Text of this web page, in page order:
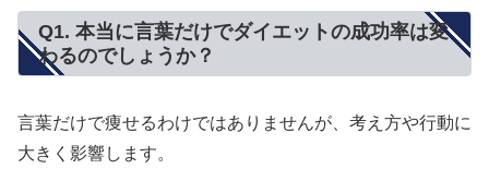
Q1. 本当に言葉だけでダイエットの成功率は変
わるのでしょうか？
言葉だけで痩せるわけではありませんが、考え方や行動に
大きく影響します。